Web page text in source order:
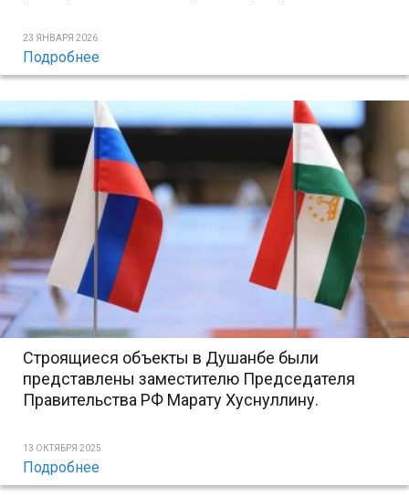
23 ЯНВАРЯ 2026
Подробнее
Строящиеся объекты в Душанбе были
представлены заместителю Председателя
Правительства РФ Марату Хуснуллину.
13 ОКТЯБРЯ 2025
Подробнее